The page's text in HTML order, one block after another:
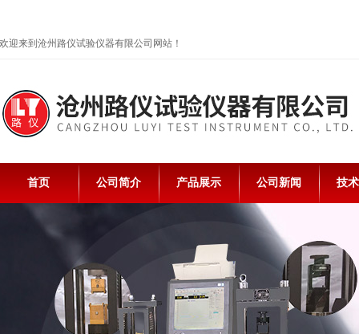
欢迎来到沧州路仪试验仪器有限公司网站！
首页 公司简介 产品展示 公司新闻 技